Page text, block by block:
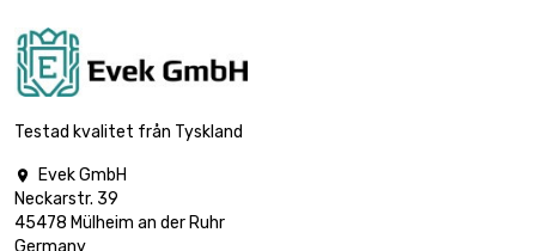
Testad kvalitet från Tyskland

Evek GmbH
Neckarstr. 39
45478 Mülheim an der Ruhr
Germany